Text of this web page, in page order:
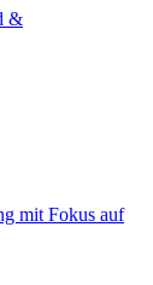
&
mit Fokus auf